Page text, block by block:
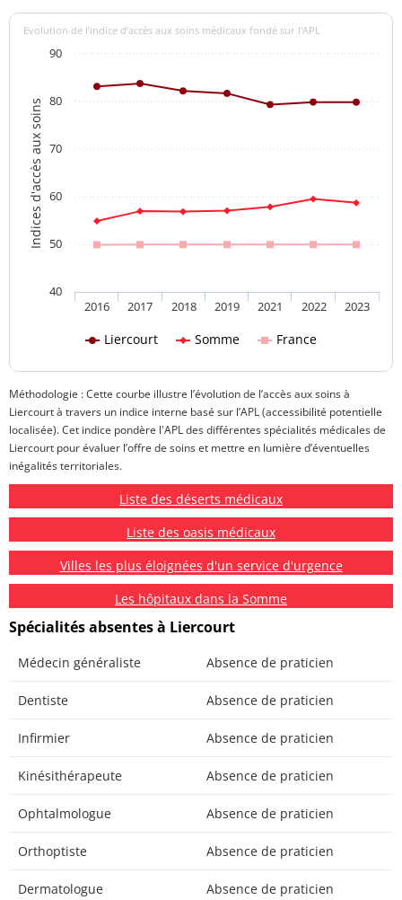
Indices d'accès aux soins
Evolution de l’indice d’accès aux soins médicaux fondé sur l'APL
Liercourt Somme France
2016 2017 2018 2019 2021 2022 2023
40
50
60
70
80
90
Méthodologie : Cette courbe illustre l’évolution de l’accès aux soins à
Liercourt à travers un indice interne basé sur l’APL (accessibilité potentielle
localisée). Cet indice pondère l'APL des différentes spécialités médicales de
Liercourt pour évaluer l’offre de soins et mettre en lumière d’éventuelles
inégalités territoriales.
Liste des déserts médicaux
Liste des oasis médicaux
Villes les plus éloignées d'un service d'urgence
Les hôpitaux dans la Somme
Spécialités absentes à Liercourt
Médecin généraliste Absence de praticien
Dentiste Absence de praticien
Infirmier Absence de praticien
Kinésithérapeute Absence de praticien
Ophtalmologue Absence de praticien
Orthoptiste Absence de praticien
Dermatologue Absence de praticien